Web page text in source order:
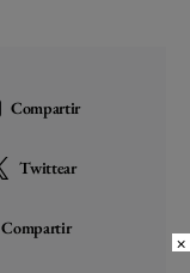
Compartir
Twittear
Compartir
×